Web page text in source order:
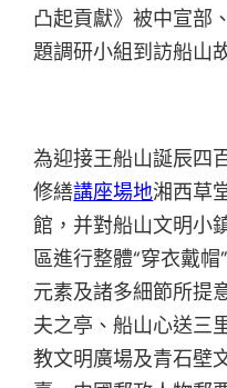
凸起貢獻》被中宣部
題調研小組到訪船山
為迎接王船山誕辰四
修繕講座場地湘西草
館，并對船山文明小
區進行整體“穿衣戴
元素及諸多細節所提
夫之亭、船山心送三
教文明廣場及青石壁